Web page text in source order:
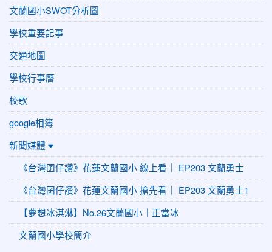
文蘭國小SWOT分析圖
學校重要記事
交通地圖
學校行事曆
校歌
google相簿
新聞媒體
《台灣囝仔讚》花蓮文蘭國小 線上看｜ EP203 文蘭勇士
《台灣囝仔讚》花蓮文蘭國小 搶先看｜ EP203 文蘭勇士1
【夢想冰淇淋】No.26文蘭國小｜正當冰
文蘭國小學校簡介